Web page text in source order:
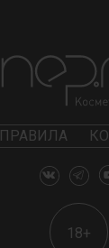
ПРАВИЛА
18+